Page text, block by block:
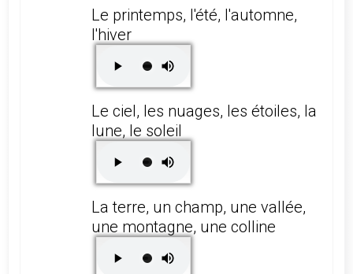
Le printemps, l'été, l'automne,
l'hiver
Le ciel, les nuages, les étoiles, la
lune, le soleil
La terre, un champ, une vallée,
une montagne, une colline